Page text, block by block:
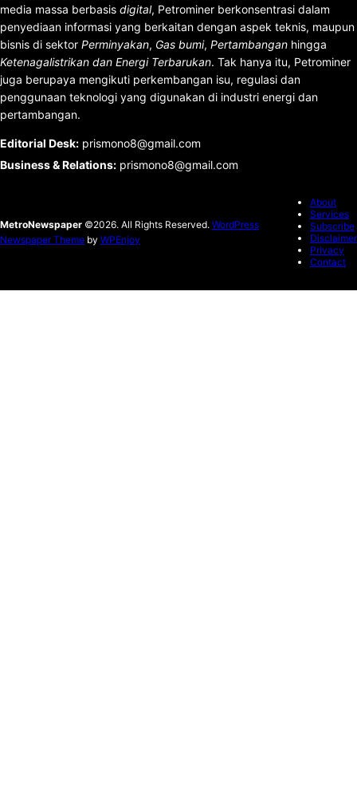
media massa berbasis digital, Petrominer berkonsentrasi dalam
penyediaan informasi yang berkaitan dengan aspek teknis, maupun
bisnis di sektor Perminyakan, Gas bumi, Pertambangan hingga
Ketenagalistrikan dan Energi Terbarukan. Tak hanya itu, Petrominer
juga berupaya mengikuti perkembangan isu, regulasi dan
penggunaan teknologi yang digunakan di industri energi dan
pertambangan.
Editorial Desk: prismono8@gmail.com
Business & Relations: prismono8@gmail.com
MetroNewspaper ©2026. All Rights Reserved. WordPress
Newspaper Theme by WPEnjoy
About
Services
Subscribe
Disclaimer
Privacy
Contact